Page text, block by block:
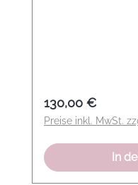
Top von Varley
für entspannte
Looks. So
Besonders stilvoll
Regulärer Preis:
130,00 €
Preise inkl. MwSt.
In